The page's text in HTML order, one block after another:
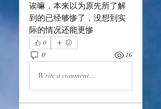
诶嘛，本来以为原先所了解
到的已经够惨了，没想到实
际的情况还能更惨
0
0 16
Write a comment...